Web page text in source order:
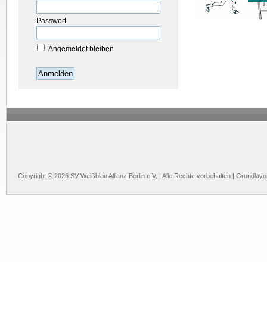
Passwort
Angemeldet bleiben
Anmelden
Copyright © 2026 SV Weißblau Allianz Berlin e.V. | Alle Rechte vorbehalten |